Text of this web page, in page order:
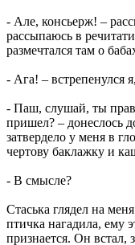
- Але, консьерж! –
рассыпаюсь в
размечтался там о
- Ага! – встрепенулся
- Паш, слушай, ты
пришел? – донеслось
затвердело у меня в
чертову баклажку и
- В смысле?
Стаська глядел на
птичка нагадила, ему
признается. Он встал,